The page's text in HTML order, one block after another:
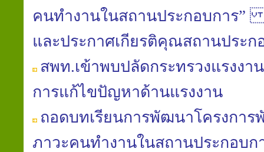
คนทำงานในสถานประกอบการ”
และประกาศเกียรติคุณสถานประ
สพท.เข้าพบปลัดกระทรวงแรงง
การแก้ไขปัญหาด้านแรงงาน
ถอดบทเรียนการพัฒนาโครงการ
ภาวะคนทำงานในสถานประกอบก